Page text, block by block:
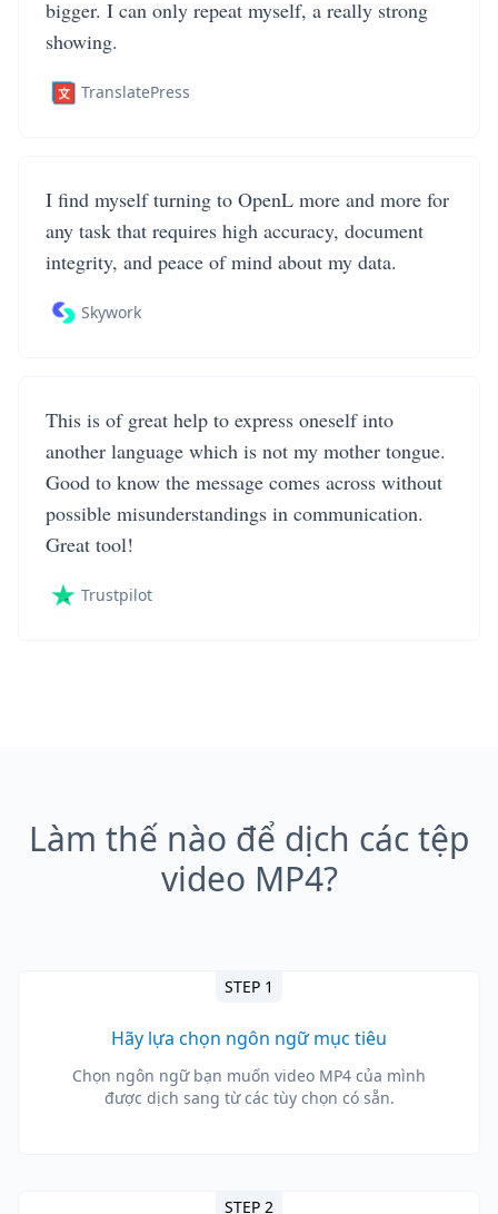
bigger. I can only repeat myself, a really strong
showing.
TranslatePress
I find myself turning to OpenL more and more for
any task that requires high accuracy, document
integrity, and peace of mind about my data.
Skywork
This is of great help to express oneself into
another language which is not my mother tongue.
Good to know the message comes across without
possible misunderstandings in communication.
Great tool!
Trustpilot
Làm thế nào để dịch các tệp
video MP4?
STEP 1
Hãy lựa chọn ngôn ngữ mục tiêu
Chọn ngôn ngữ bạn muốn video MP4 của mình
được dịch sang từ các tùy chọn có sẵn.
STEP 2